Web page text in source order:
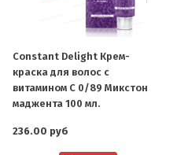
Constant Delight Крем-
краска для волос с
витамином С 0/89 Микстон
маджента 100 мл.
236.00 руб